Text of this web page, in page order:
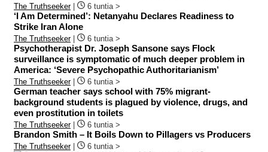
The Truthseeker| 6 tuntia >
‘I Am Determined’: Netanyahu Declares Readiness to
Strike Iran Alone
The Truthseeker| 6 tuntia >
Psychotherapist Dr. Joseph Sansone says Flock
surveillance is symptomatic of much deeper problem in
America: ‘Severe Psychopathic Authoritarianism’
The Truthseeker| 6 tuntia >
German teacher says school with 75% migrant-
background students is plagued by violence, drugs, and
even prostitution in toilets
The Truthseeker| 6 tuntia >
Brandon Smith – It Boils Down to Pillagers vs Producers
The Truthseeker| 6 tuntia >